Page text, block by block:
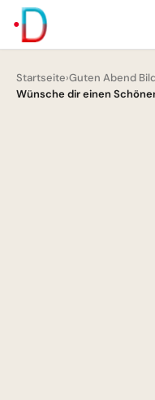
Startseite›Guten Abend
Wünsche dir einen